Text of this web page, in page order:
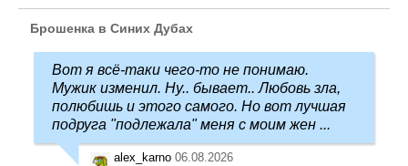
Брошенка в Синих Дубах
Вот я всё-таки чего-то не понимаю.
Мужик изменил. Ну.. бывает.. Любовь зла,
полюбишь и этого самого. Но вот лучшая
подруга "подлежала" меня с моим жен ...
alex_karno 06.08.2026